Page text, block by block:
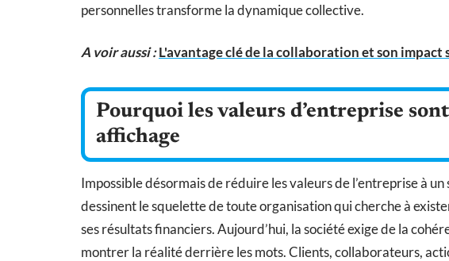
personnelles transforme la dynamique collective.
A voir aussi :L'avantage clé de la collaboration et son
Pourquoi les valeurs d’entreprise
affichage
Impossible désormais de réduire les valeurs de l’entreprise à
dessinent le squelette de toute organisation qui cherche à
ses résultats financiers. Aujourd’hui, la société exige de la
montrer la réalité derrière les mots. Clients, collaborateurs,